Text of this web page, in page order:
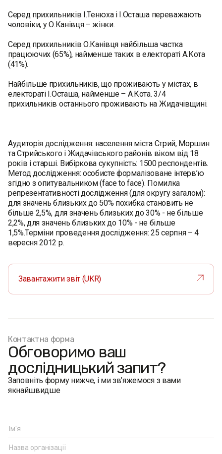
Серед прихильників І.Тенюха і І.Осташа переважають
чоловіки, у О.Канівця – жінки.
Серед прихильників О.Канівця найбільша частка
працюючих (65%), найменше таких в електораті А.Кота
(41%).
Найбільше прихильників, що проживають у містах, в
електораті І.Осташа, найменше – А.Кота. 3/4
прихильників останнього проживають на Жидачівщині.
Аудиторія дослідження: населення міста Стрий, Моршин
та Стрийського і Жидачівського районів віком від 18
років і старші. Вибіркова сукупність: 1500 респондентів.
Метод дослідження: особисте формалізоване інтерв’ю
згідно з опитувальником (face to face). Помилка
репрезентативності дослідження (для округу загалом):
для значень близьких до 50% похибка становить не
більше 2,5%, для значень близьких до 30% - не більше
2,2%, для значень близьких до 10% - не більше
1,5%.Терміни проведення дослідження: 25 серпня – 4
вересня 2012 р.
Завантажити звіт (UKR)
Контактна форма
Обговоримо ваш
дослідницький запит?
Заповніть форму нижче, і ми зв’яжемося з вами
якнайшвидше